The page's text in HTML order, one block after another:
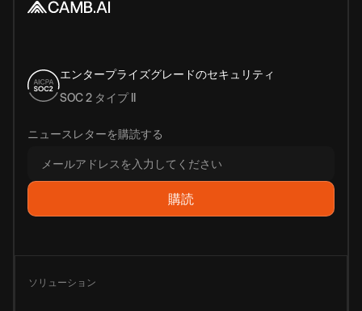
エンタープライズグレードのセキュリティ
SOC 2 タイプ II
ニュースレターを購読する
ソリューション